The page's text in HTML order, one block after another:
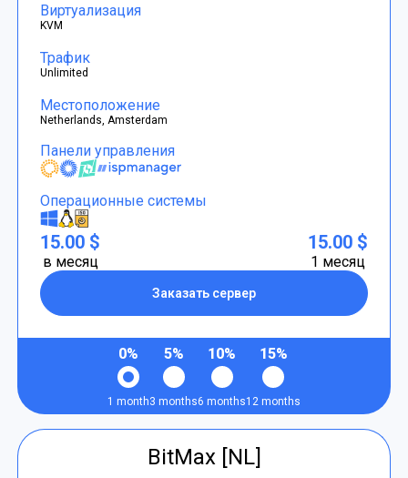
Виртуализация
KVM
Трафик
Unlimited
Местоположение
Netherlands, Amsterdam
Панели управления
Операционные системы
15.00 $
в месяц
Заказать сервер
15.00 $
1 месяц
0%
1 month
5%
3 months
10%
6 months
15%
12 months
BitMax [NL]